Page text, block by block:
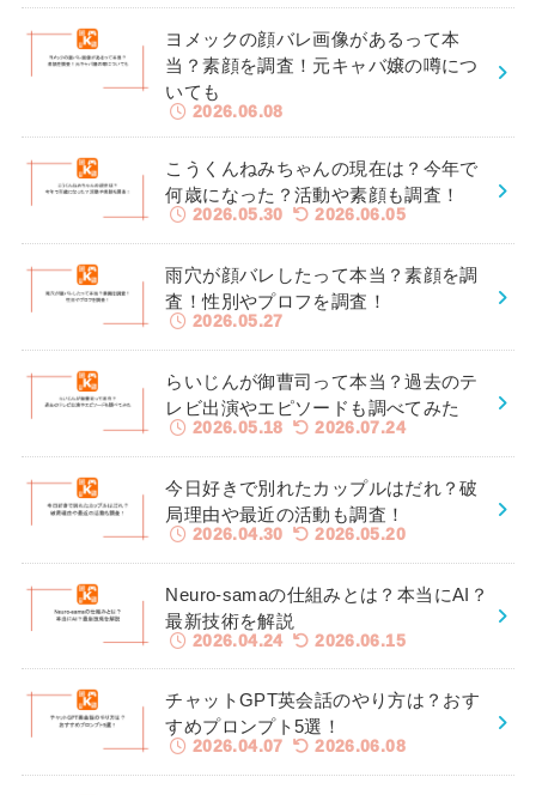
ヨメックの顔バレ画像があるって本
当？素顔を調査！元キャバ嬢の噂につ
いても
2026.06.08
こうくんねみちゃんの現在は？今年で
何歳になった？活動や素顔も調査！
2026.05.30 2026.06.05
雨穴が顔バレしたって本当？素顔を調
査！性別やプロフを調査！
2026.05.27
らいじんが御曹司って本当？過去のテ
レビ出演やエピソードも調べてみた
2026.05.18 2026.07.24
今日好きで別れたカップルはだれ？破
局理由や最近の活動も調査！
2026.04.30 2026.05.20
Neuro-samaの仕組みとは？本当にAI？
最新技術を解説
2026.04.24 2026.06.15
チャットGPT英会話のやり方は？おす
すめプロンプト5選！
2026.04.07 2026.06.08